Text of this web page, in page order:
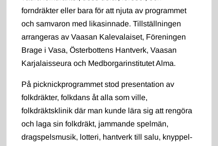
forndräkter eller bara för att njuta av programmet
och samvaron med likasinnade. Tillställningen
arrangeras av Vaasan Kalevalaiset, Föreningen
Brage i Vasa, Österbottens Hantverk, Vaasan
Karjalaisseura och Medborgarinstitutet Alma.
På picknickprogrammet stod presentation av
folkdräkter, folkdans åt alla som ville,
folkdräktsklinik där man kunde lära sig att rengöra
och laga sin folkdräkt, jammande spelmän,
dragspelsmusik, lotteri, hantverk till salu, knyppel-